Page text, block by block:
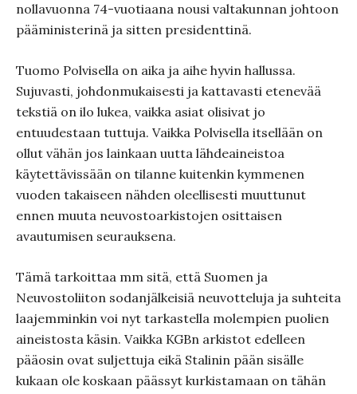
nollavuonna 74-vuotiaana nousi valtakunnan johtoon
pääministerinä ja sitten presidenttinä.
Tuomo Polvisella on aika ja aihe hyvin hallussa.
Sujuvasti, johdonmukaisesti ja kattavasti etenevää
tekstiä on ilo lukea, vaikka asiat olisivat jo
entuudestaan tuttuja. Vaikka Polvisella itsellään on
ollut vähän jos lainkaan uutta lähdeaineistoa
käytettävissään on tilanne kuitenkin kymmenen
vuoden takaiseen nähden oleellisesti muuttunut
ennen muuta neuvostoarkistojen osittaisen
avautumisen seurauksena.
Tämä tarkoittaa mm sitä, että Suomen ja
Neuvostoliiton sodanjälkeisiä neuvotteluja ja suhteita
laajemminkin voi nyt tarkastella molempien puolien
aineistosta käsin. Vaikka KGBn arkistot edelleen
pääosin ovat suljettuja eikä Stalinin pään sisälle
kukaan ole koskaan päässyt kurkistamaan on tähän